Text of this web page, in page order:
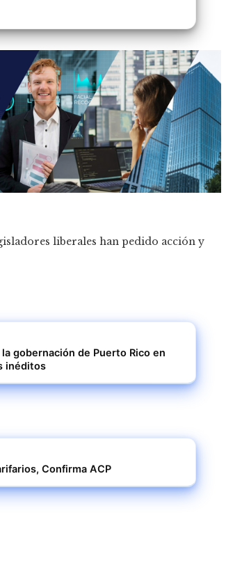
liberales han pedido acción y
gobernación de Puerto Rico en
inéditos
Confirma ACP